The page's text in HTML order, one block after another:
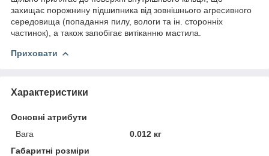
захищає порожнину підшипника від зовнішнього агресивного
середовища (попадання пилу, вологи та ін. сторонніх
частинок), а також запобігає витіканню мастила.
Приховати
Характеристики
Основні атрибути
Вага
0.012 кг
Габаритні розміри